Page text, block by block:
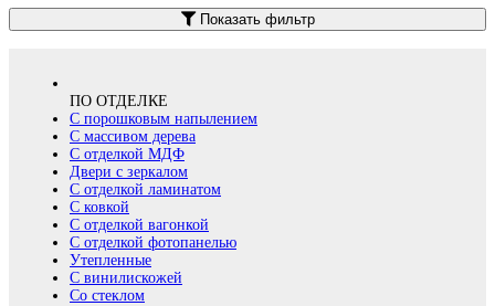
Показать фильтр
ПО ОТДЕЛКЕ
С порошковым напылением
С массивом дерева
С отделкой МДФ
Двери с зеркалом
С отделкой ламинатом
С ковкой
С отделкой вагонкой
С отделкой фотопанелью
Утепленные
С винилискожей
Со стеклом